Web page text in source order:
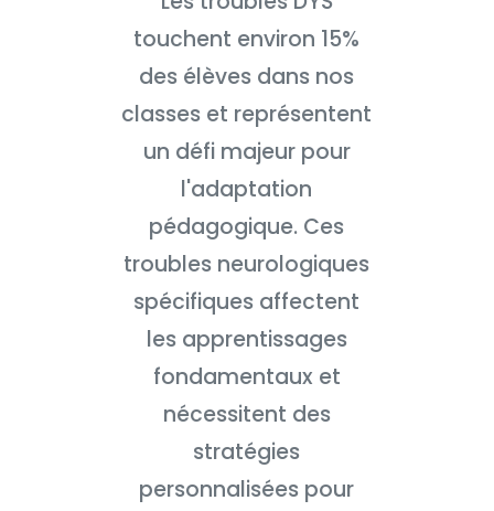
touchent environ 15%
des élèves dans nos
classes et représentent
un défi majeur pour
l'adaptation
pédagogique. Ces
troubles neurologiques
spécifiques affectent
les apprentissages
fondamentaux et
nécessitent des
stratégies
personnalisées pour